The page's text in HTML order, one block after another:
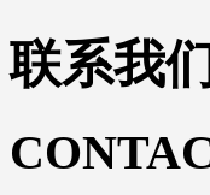
联系我们